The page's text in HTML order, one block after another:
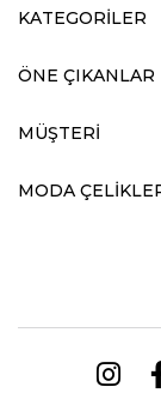
KATEGORİLER
ÖNE ÇIKANLAR
MÜŞTERİ
MODA